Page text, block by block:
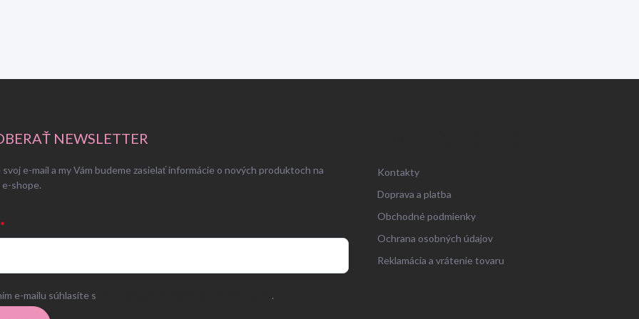
NEWSLETTER
e-mail a my Vám budeme zasielať informácie o nových produktoch na
e-shope.
e-mailu súhlasíte s .
Kontakty
Doprava a platba
Obchodné podmienky
Ochrana osobných údajov
Reklamácia a vrátenie tovaru